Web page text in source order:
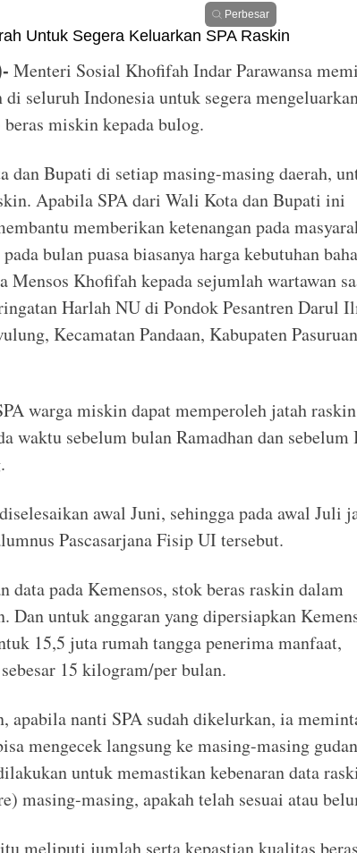
Perbesar
Menteri Sosial Khofifah Indar Parawansa
di seluruh Indonesia untuk segera
miskin kepada bulog.
dan Bupati di setiap masing-masing daerah,
Apabila SPA dari Wali Kota dan Bupati ini
memberikan ketenangan pada
bulan puasa biasanya harga kebutuhan
Mensos Khofifah kepada sejumlah wartawan
Harlah NU di Pondok Pesantren Darul
Kecamatan Pandaan, Kabupaten
warga miskin dapat memperoleh jatah raskin
waktu sebelum bulan Ramadhan dan sebelum
awal Juni, sehingga pada awal Juli
Pascasarjana Fisip UI tersebut.
data pada Kemensos, stok beras raskin dalam
Dan untuk anggaran yang dipersiapkan
15,5 juta rumah tangga penerima manfaat,
15 kilogram/per bulan.
apabila nanti SPA sudah dikelurkan, ia
mengecek langsung ke masing-masing
untuk memastikan kebenaran data
masing-masing, apakah telah sesuai atau
meliputi jumlah serta kepastian kualitas